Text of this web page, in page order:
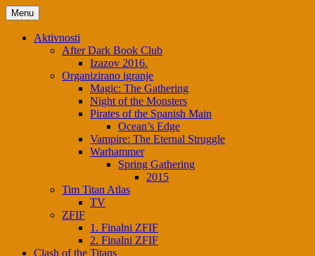
Skip
to
content
Menu
Aktivnosti
After Dark Book Club
Izazov 2016.
Organizirano igranje
Magic: The Gathering
Night of the Monsters
Pirates of the Spanish Main
Ocean’s Edge
Vampire: The Eternal Struggle
Warhammer
Spring Gathering
2015
Tim Titan Atlas
TV
ZFIF
1. Finalni ZFIF
2. Finalni ZFIF
Clash of the Titans